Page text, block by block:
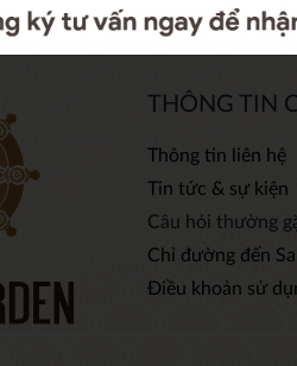
THÔNG TIN
Thông tin liên hệ
Tin tức & sự kiện
Câu hỏi thường
Chỉ đường đến
Điều khoản sử